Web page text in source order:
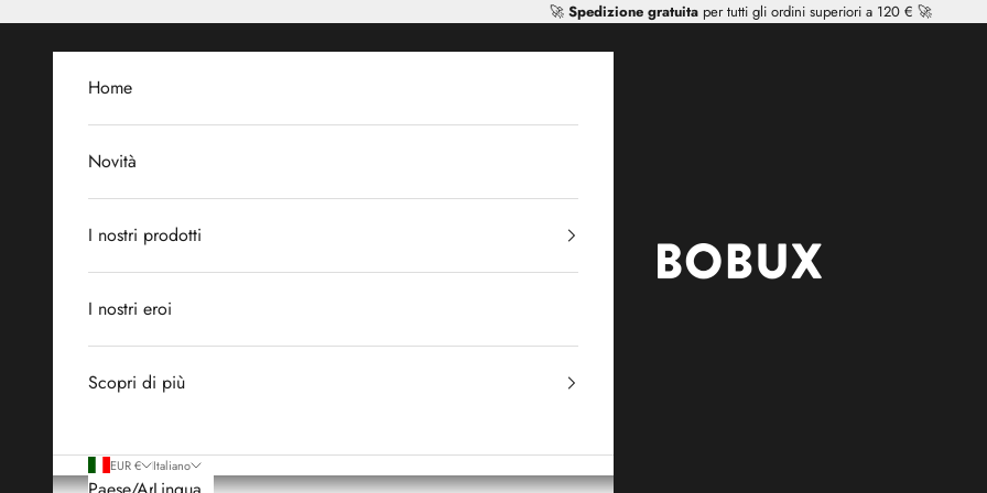
🚀 Spedizione gratuitaper tutti gli ordini superiori a 120 € 🚀
Mr Tiggle - Distributor
Home
Novità
I nostri prodotti
I nostri eroi
Scopri di più
EUR € Italiano